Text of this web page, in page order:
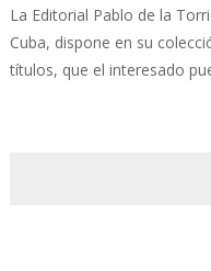
La Editorial Pablo de la
Cuba, dispone en su
títulos, que el interesado